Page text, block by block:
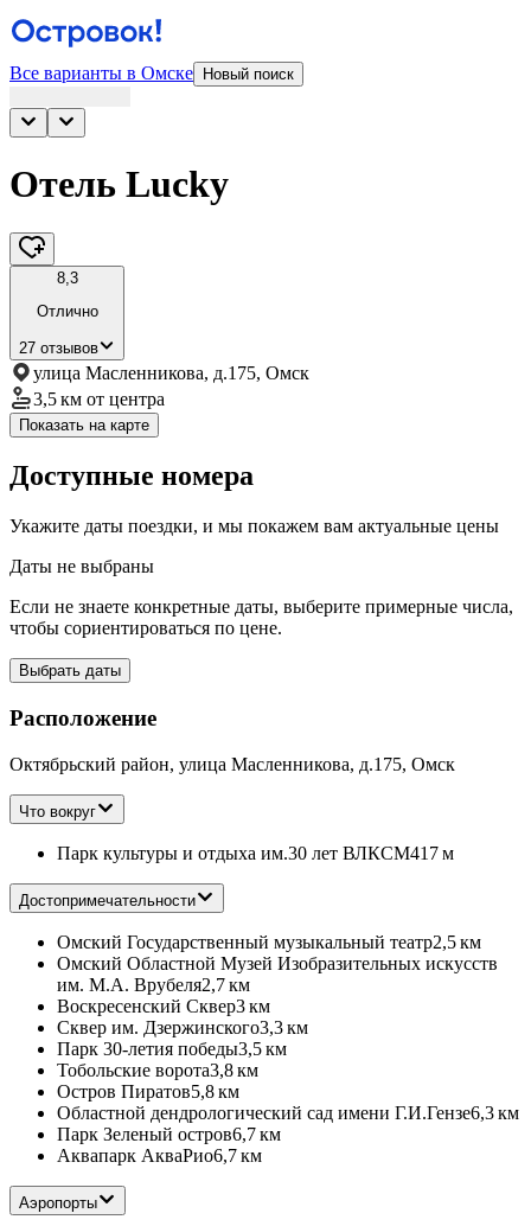
Все варианты в Омске Новый поиск
Отель Lucky
8,3
Отлично
27 отзывов
улица Масленникова, д.175, Омск
3,5 км от центра
Показать на карте
Доступные номера
Укажите даты поездки, и мы покажем вам актуальные цены
Даты не выбраны
Если не знаете конкретные даты, выберите примерные числа,
чтобы сориентироваться по цене.
Выбрать даты
Расположение
Октябрьский район, улица Масленникова, д.175, Омск
Что вокруг
Парк культуры и отдыха им.30 лет ВЛКСМ417 м
Достопримечательности
Омский Государственный музыкальный театр2,5 км
Омский Областной Музей Изобразительных искусств
им. М.А. Врубеля2,7 км
Воскресенский Сквер3 км
Сквер им. Дзержинского3,3 км
Парк 30-летия победы3,5 км
Тобольские ворота3,8 км
Остров Пиратов5,8 км
Областной дендрологический сад имени Г.И.Гензе6,3 км
Парк Зеленый остров6,7 км
Аквапарк АкваРио6,7 км
Аэропорты